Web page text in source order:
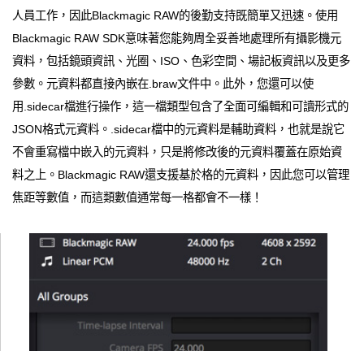
人員工作，因此Blackmagic RAW的後勤支持既簡單又迅速。使用
Blackmagic RAW SDK意味著您能夠周全妥善地處理所有攝影機元
資料，包括鏡頭資訊、光圈、ISO、色彩空間、場記板資訊以及更多
參數。元資料都直接內嵌在.braw文件中。此外，您還可以使
用.sidecar檔進行操作，這一檔類型包含了全面可編輯和可讀形式的
JSON格式元資料。.sidecar檔中的元資料是輔助資料，也就是說它
不會重寫檔中嵌入的元資料，只是將修改後的元資料覆蓋在原始資
料之上。Blackmagic RAW還支援基於格的元資料，因此您可以管理
焦距等數值，而這類數值通常每一格都會不一樣！